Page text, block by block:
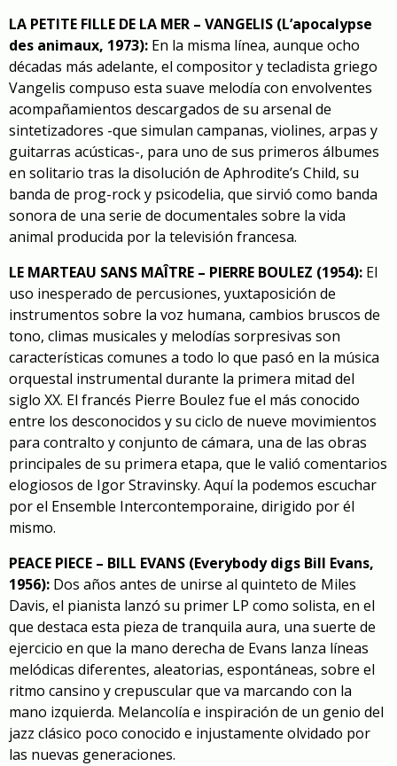
LA PETITE FILLE DE LA MER – VANGELIS (L’apocalypse
des animaux, 1973): En la misma línea, aunque ocho
décadas más adelante, el compositor y tecladista griego
Vangelis compuso esta suave melodía con envolventes
acompañamientos descargados de su arsenal de
sintetizadores -que simulan campanas, violines, arpas y
guitarras acústicas-, para uno de sus primeros álbumes
en solitario tras la disolución de Aphrodite’s Child, su
banda de prog-rock y psicodelia, que sirvió como banda
sonora de una serie de documentales sobre la vida
animal producida por la televisión francesa.
LE MARTEAU SANS MAÎTRE – PIERRE BOULEZ (1954): El
uso inesperado de percusiones, yuxtaposición de
instrumentos sobre la voz humana, cambios bruscos de
tono, climas musicales y melodías sorpresivas son
características comunes a todo lo que pasó en la música
orquestal instrumental durante la primera mitad del
siglo XX. El francés Pierre Boulez fue el más conocido
entre los desconocidos y su ciclo de nueve movimientos
para contralto y conjunto de cámara, una de las obras
principales de su primera etapa, que le valió comentarios
elogiosos de Igor Stravinsky. Aquí la podemos escuchar
por el Ensemble Intercontemporaine, dirigido por él
mismo.
PEACE PIECE – BILL EVANS (Everybody digs Bill Evans,
1956): Dos años antes de unirse al quinteto de Miles
Davis, el pianista lanzó su primer LP como solista, en el
que destaca esta pieza de tranquila aura, una suerte de
ejercicio en que la mano derecha de Evans lanza líneas
melódicas diferentes, aleatorias, espontáneas, sobre el
ritmo cansino y crepuscular que va marcando con la
mano izquierda. Melancolía e inspiración de un genio del
jazz clásico poco conocido e injustamente olvidado por
las nuevas generaciones.